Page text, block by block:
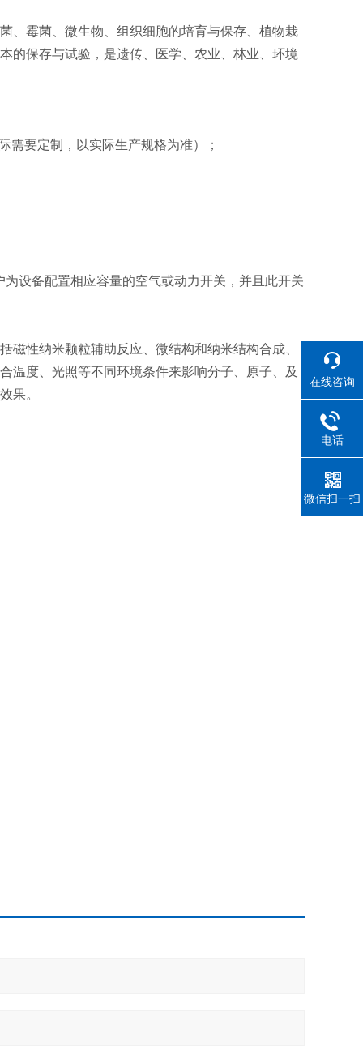
、霉菌、微生物、组织细胞的培育与保存、植物栽
的保存与试验，是遗传、医学、农业、林业、环境
需要定制，以实际生产规格为准）；
设备配置相应容量的空气或动力开关，并且此开关
磁性纳米颗粒辅助反应、微结构和纳米结构合成、
温度、光照等不同环境条件来影响分子、原子、及
果。
在线咨询
电话
微信扫一扫